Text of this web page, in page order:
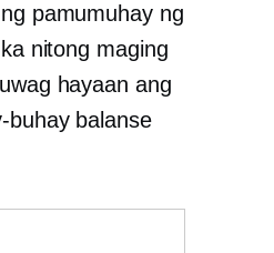
pamumuhay ng
nitong maging
hayaan ang
buhaybalanse